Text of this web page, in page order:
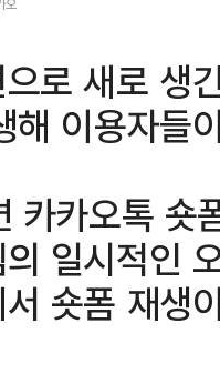
오
로 새로 생
해 이용자들
카카오톡
일시적인
숏폼 재생